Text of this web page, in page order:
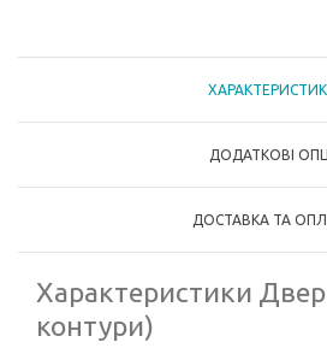
ДОДАТКОВІ
ДОСТАВКА ТА
Характеристики
контури)